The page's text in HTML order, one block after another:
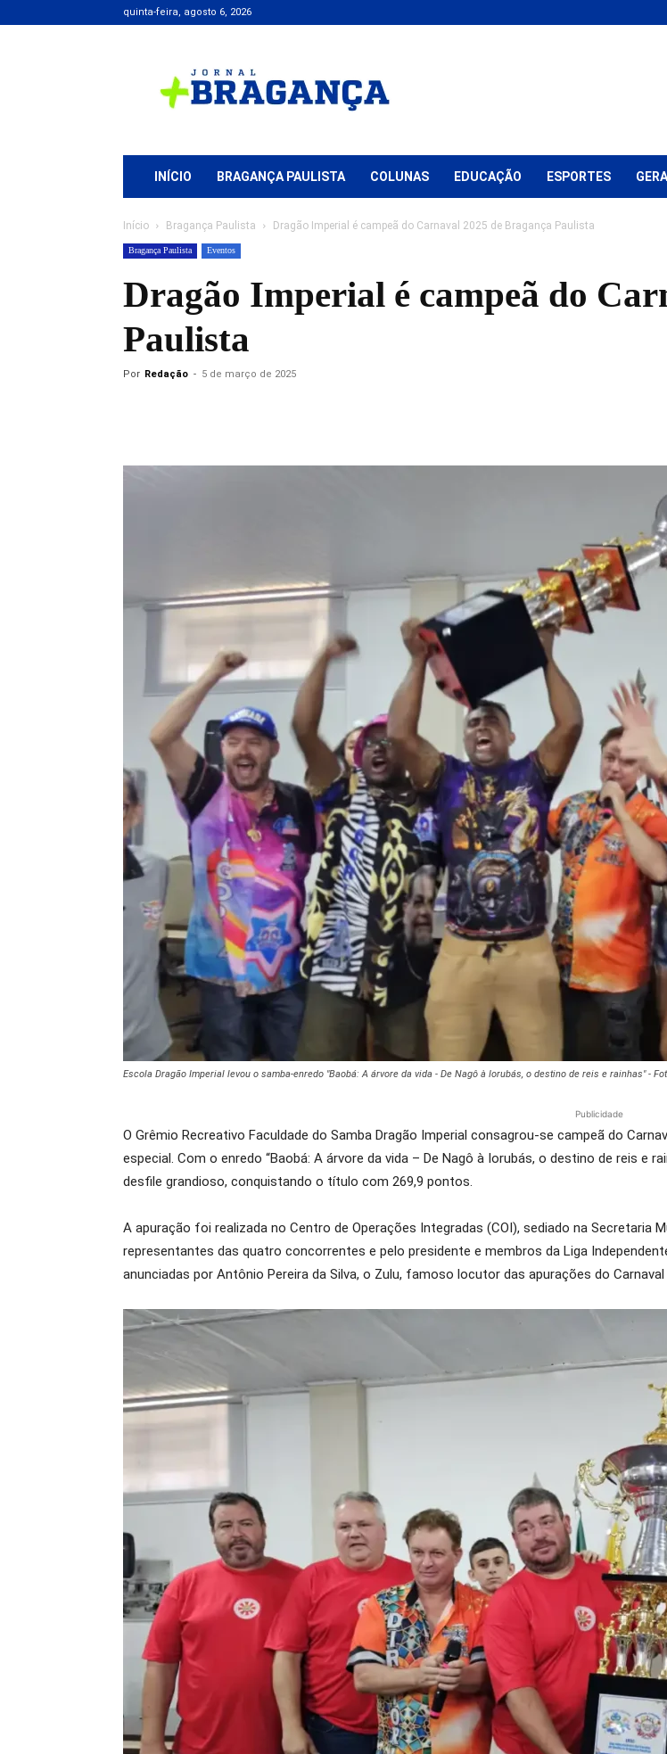
quinta-feira, agosto 6, 2026
+
Bragança
INÍCIO BRAGANÇA PAULISTA COLUNAS EDUCAÇÃO ESPORTES
Início Bragança Paulista Dragão Imperial é campeã do Carnaval 2025 de Bragança Paulista
Bragança Paulista Eventos
Dragão Imperial é campeã do
Paulista
Por Redação - 5 de março de 2025
Escola Dragão Imperial levou o samba-enredo "Baobá: A árvore da vida - De Nagô à Iorubás, o destino de reis e rainhas" -
Publicidade
O Grêmio Recreativo Faculdade do Samba Dragão Imperial consagrou-se campeã do
especial. Com o enredo “Baobá: A árvore da vida – De Nagô à Iorubás, o destino de reis e
desfile grandioso, conquistando o título com 269,9 pontos.
A apuração foi realizada no Centro de Operações Integradas (COI), sediado na Secretaria
representantes das quatro concorrentes e pelo presidente e membros da Liga
anunciadas por Antônio Pereira da Silva, o Zulu, famoso locutor das apurações do